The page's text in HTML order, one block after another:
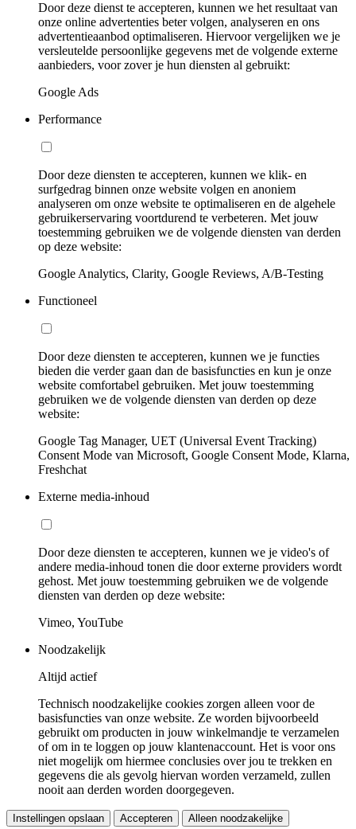
Door deze dienst te accepteren, kunnen we het resultaat van
onze online advertenties beter volgen, analyseren en ons
advertentieaanbod optimaliseren. Hiervoor vergelijken we je
versleutelde persoonlijke gegevens met de volgende externe
aanbieders, voor zover je hun diensten al gebruikt:
Google Ads
Performance
Door deze diensten te accepteren, kunnen we klik- en
surfgedrag binnen onze website volgen en anoniem
analyseren om onze website te optimaliseren en de algehele
gebruikerservaring voortdurend te verbeteren. Met jouw
toestemming gebruiken we de volgende diensten van derden
op deze website:
Google Analytics, Clarity, Google Reviews, A/B-Testing
Functioneel
Door deze diensten te accepteren, kunnen we je functies
bieden die verder gaan dan de basisfuncties en kun je onze
website comfortabel gebruiken. Met jouw toestemming
gebruiken we de volgende diensten van derden op deze
website:
Google Tag Manager, UET (Universal Event Tracking)
Consent Mode van Microsoft, Google Consent Mode, Klarna,
Freshchat
Externe media-inhoud
Door deze diensten te accepteren, kunnen we je video's of
andere media-inhoud tonen die door externe providers wordt
gehost. Met jouw toestemming gebruiken we de volgende
diensten van derden op deze website:
Vimeo, YouTube
Noodzakelijk
Altijd actief
Technisch noodzakelijke cookies zorgen alleen voor de
basisfuncties van onze website. Ze worden bijvoorbeeld
gebruikt om producten in jouw winkelmandje te verzamelen
of om in te loggen op jouw klantenaccount. Het is voor ons
niet mogelijk om hiermee conclusies over jou te trekken en
gegevens die als gevolg hiervan worden verzameld, zullen
nooit aan derden worden doorgegeven.
Instellingen opslaan Accepteren Alleen noodzakelijke